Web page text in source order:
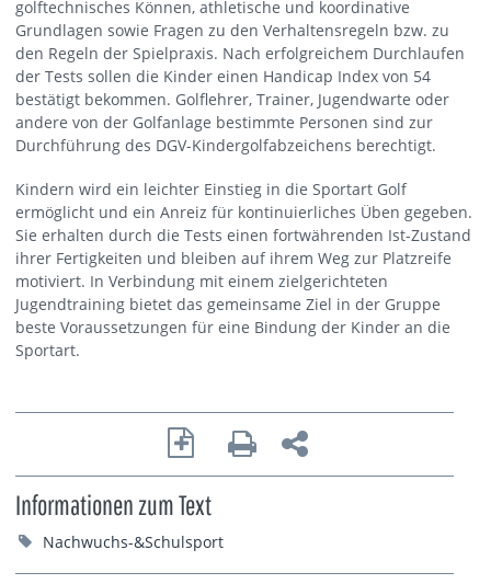
golftechnisches Können, athletische und koordinative
Grundlagen sowie Fragen zu den Verhaltensregeln bzw. zu
den Regeln der Spielpraxis. Nach erfolgreichem Durchlaufen
der Tests sollen die Kinder einen Handicap Index von 54
bestätigt bekommen. Golflehrer, Trainer, Jugendwarte oder
andere von der Golfanlage bestimmte Personen sind zur
Durchführung des DGV-Kindergolfabzeichens berechtigt.
Kindern wird ein leichter Einstieg in die Sportart Golf
ermöglicht und ein Anreiz für kontinuierliches Üben gegeben.
Sie erhalten durch die Tests einen fortwährenden Ist-Zustand
ihrer Fertigkeiten und bleiben auf ihrem Weg zur Platzreife
motiviert. In Verbindung mit einem zielgerichteten
Jugendtraining bietet das gemeinsame Ziel in der Gruppe
beste Voraussetzungen für eine Bindung der Kinder an die
Sportart.
Informationen zum Text
Nachwuchs-&Schulsport